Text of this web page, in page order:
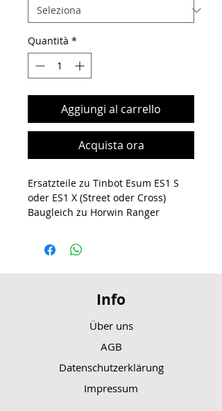
Quantità *
Aggiungi al carrello
Acquista ora
Ersatzteile zu Tinbot Esum ES1 S
oder ES1 X (Street oder Cross)
Baugleich zu Horwin Ranger
Info
Über uns
AGB
Datenschutzerklärung
Impressum